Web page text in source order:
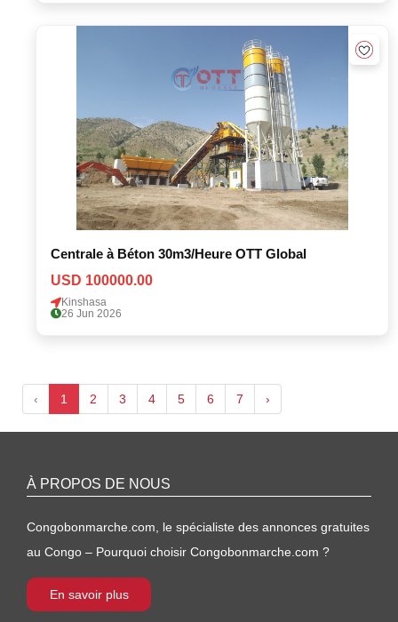
Centrale à Béton 30m3/Heure OTT Global
USD 100000.00
Kinshasa
26 Jun 2026
‹ 1 2 3 4 5 6 7 ›
À PROPOS DE NOUS
Congobonmarche.com, le spécialiste des annonces gratuites
au Congo – Pourquoi choisir Congobonmarche.com ?
En savoir plus